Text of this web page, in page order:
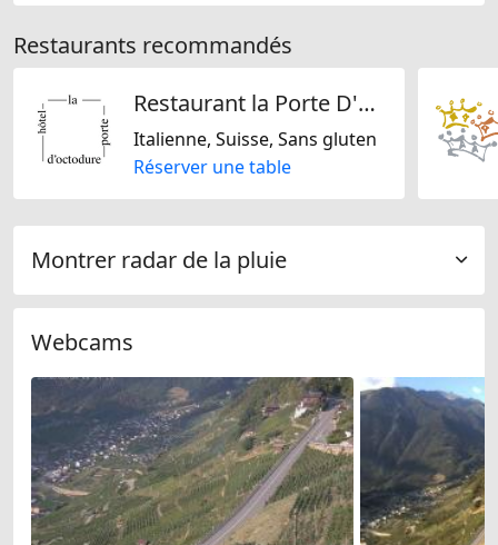
Restaurants recommandés
Restaurant la Porte D'Octodure
Italienne, Suisse, Sans gluten
Réserver une table
Montrer radar de la pluie
Webcams